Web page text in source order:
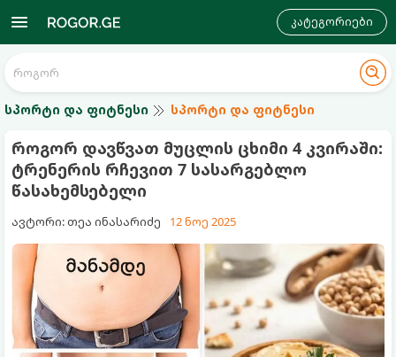
კატეგორიები
სპორტი და ფიტნესი სპორტი და ფიტნესი
როგორ დავწვათ მუცლის ცხიმი 4 კვირაში:
ტრენერის რჩევით 7 სასარგებლო
წასახემსებელი
ავტორი: თეა ინასარიძე 12 ნოე 2025